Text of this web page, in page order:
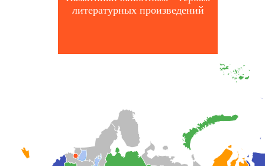
литературных произведений